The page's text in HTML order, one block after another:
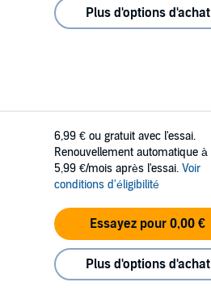
Plus d'options d'achat
6,99 € ou gratuit avec l'essai.
Renouvellement automatique à
5,99 €/mois après l'essai. Voir
conditions d'éligibilité
Essayez pour 0,00 €
Plus d'options d'achat